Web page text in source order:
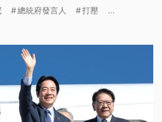
總統府發言人 打壓 ...